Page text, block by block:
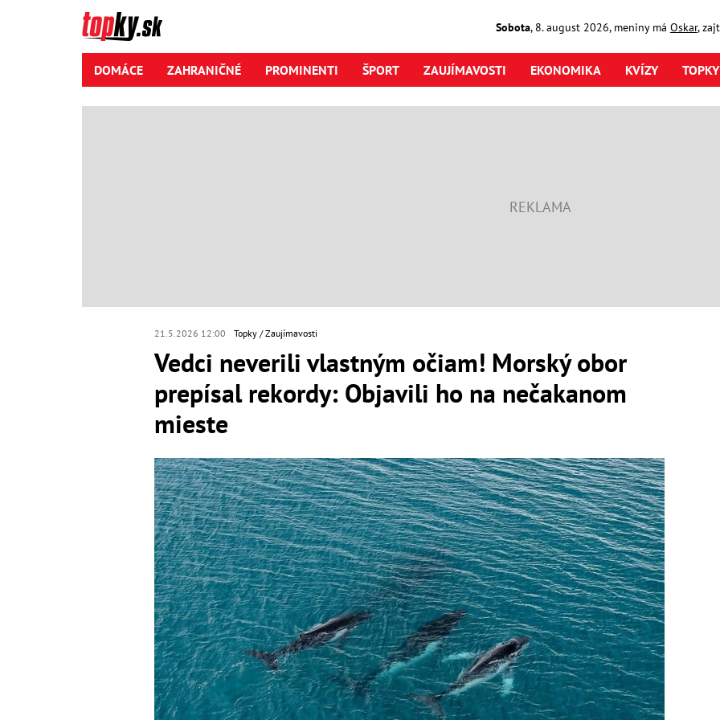
Sobota, 8. august2026, meniny má Oskar,
DOMÁCE ZAHRANIČNÉ PROMINENTI ŠPORT ZAUJÍMAVOSTI EKONOMIKA KVÍZY
21.5.2026 12:00 Topky Zaujímavosti
Vedci neverili vlastným očiam! Morský obor
prepísal rekordy: Objavili ho na nečakanom
mieste